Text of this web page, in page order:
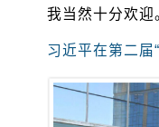
我当然十分欢迎
习近平在第二届